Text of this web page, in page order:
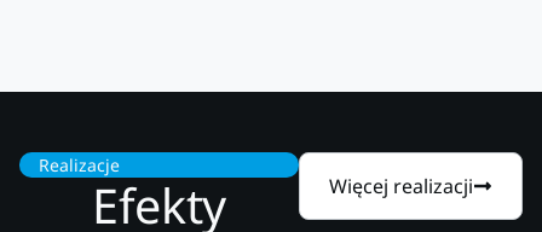
Realizacje
Efekty
Więcej realizacji